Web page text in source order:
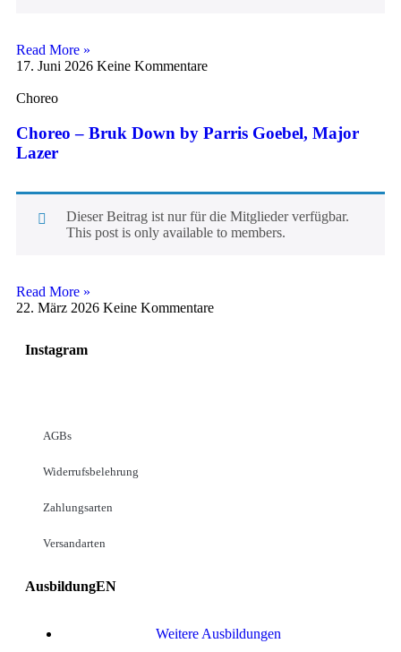
Read More »
17. Juni 2026 Keine Kommentare
Choreo
Choreo – Bruk Down by Parris Goebel, Major
Lazer
Dieser Beitrag ist nur für die Mitglieder verfügbar.
This post is only available to members.
Read More »
22. März 2026 Keine Kommentare
Instagram
AGBs
Widerrufsbelehrung
Zahlungsarten
Versandarten
AusbildungEN
Weitere Ausbildungen